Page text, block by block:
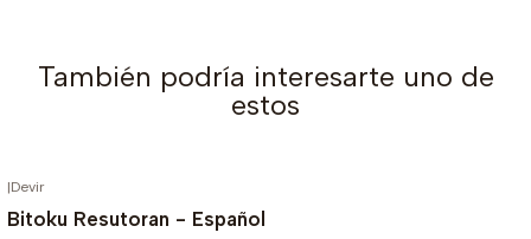
También podría interesarte uno de
estos
|Devir
Bitoku Resutoran - Español